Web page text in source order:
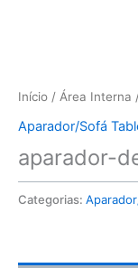
Início / Área Interna
Aparador/Sofá
aparador-
Categorias: